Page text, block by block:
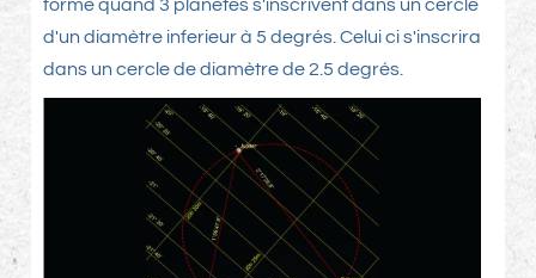
forme quand 3 planètes s'inscrivent dans un cercle
d'un diamètre inferieur à 5 degrés. Celui ci s'inscrira
dans un cercle de diamètre de 2.5 degrés.